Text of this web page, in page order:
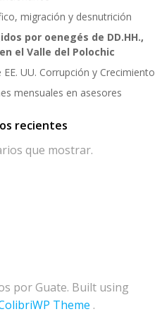
migración y desnutrición
por oenegés de DD.HH.,
el Valle del Polochic
UU. Corrupción y Crecimiento
mensuales en asesores
recientes
que mostrar.
por Guate. Built using
Theme .